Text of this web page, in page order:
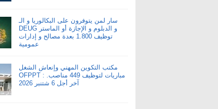
سار لمن يتوفرون على البكالوريا و الـ
DEUG و الدبلوم و الإجازة أو الماستر
توظيف 1.800 بعدة مصالح و إدارات
عمومية
مكتب التكوين المهني وإنعاش الشغل
OFPPT : مباريات لتوظيف 449 مناصب.
آخر أجل 6 شتنبر 2026